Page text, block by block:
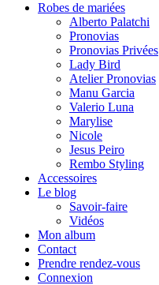
Robes de mariées
Alberto Palatchi
Pronovias
Pronovias Privées
Lady Bird
Atelier Pronovias
Manu Garcia
Valerio Luna
Marylise
Nicole
Jesus Peiro
Rembo Styling
Accessoires
Le blog
Savoir-faire
Vidéos
Mon album
Contact
Prendre rendez-vous
Connexion